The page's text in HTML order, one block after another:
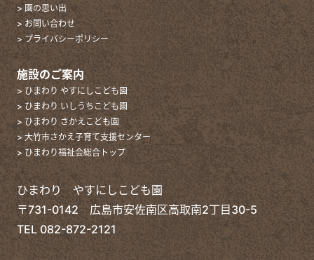
> 園の思い出
> お問い合わせ
> プライバシーポリシー
施設のご案内
> ひまわり やすにしこども園
> ひまわり いしうちこども園
> ひまわり さかえこども園
> 大竹市さかえ子育て支援センター
> ひまわり福祉会総合トップ
ひまわり やすにしこども園
〒731-0142 広島市安佐南区高取南2丁目30-5
TEL082-872-2121